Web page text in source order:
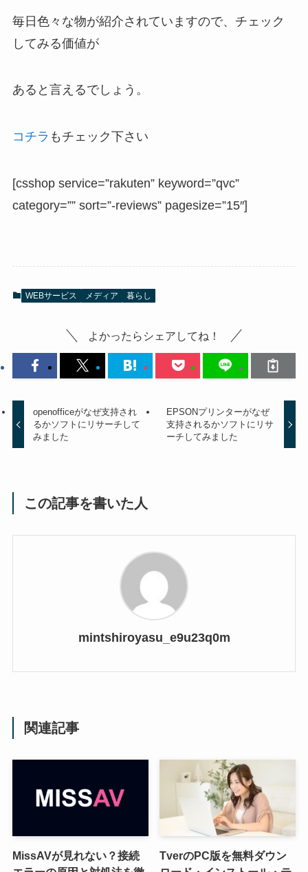
毎日色々な物が紹介されていますので、チェック
してみる価値が
あると言えるでしょう。
コチラ もチェック下さい
[csshop service=”rakuten” keyword=”qvc”
category=”” sort=”-reviews” pagesize=”15″]
WEBサービス メディア 暮らし
よかったらシェアしてね！
openofficeがなぜ支持され
るかソフトにリサーチして
みました
EPSONプリンターがなぜ
支持されるかソフトにリサ
ーチしてみました
この記事を書いた人
mintshiroyasu_e9u23q0m
関連記事
MissAVが見れない？接続
TverのPC版を無料ダウン